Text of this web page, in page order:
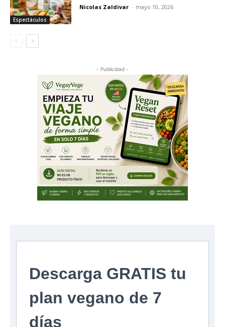
Espectáculos
Nicolas Zaldivar - mayo 10, 2026
- Publicidad -
Descarga GRATIS tu
plan vegano de 7
días